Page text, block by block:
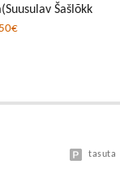
Šašlõkk
tasuta